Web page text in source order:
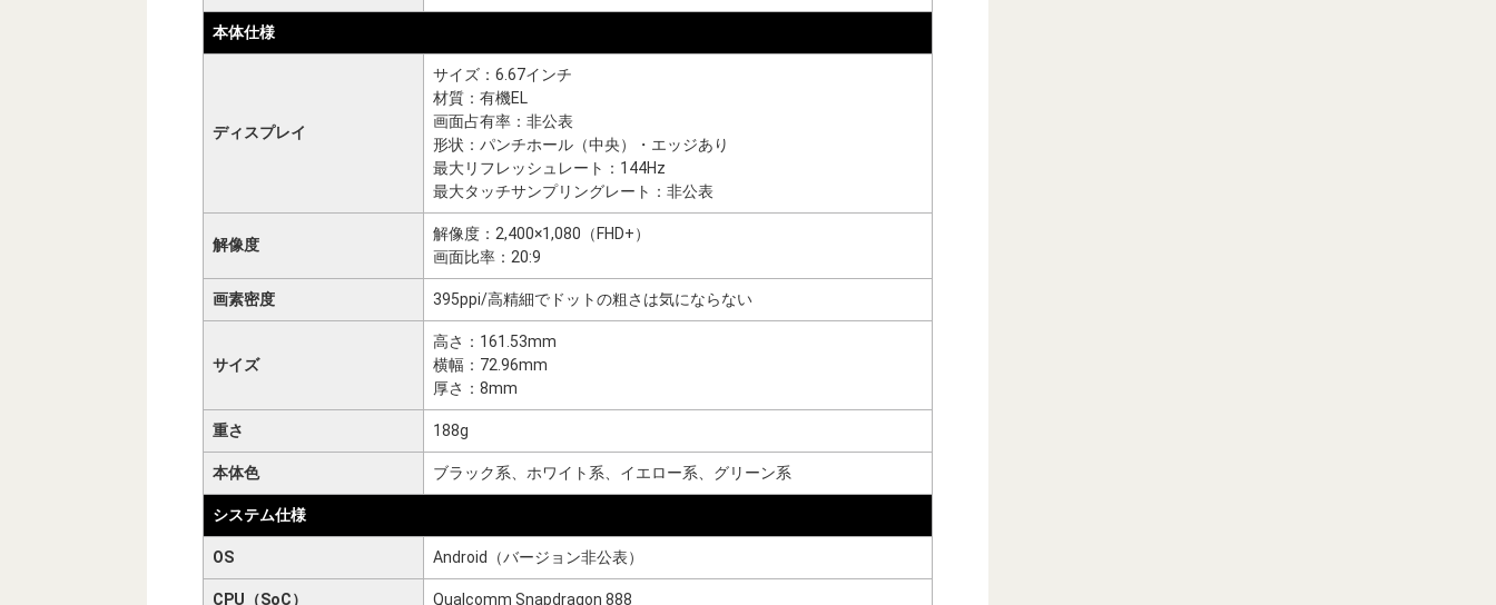
本体仕様
ディスプレイ
サイズ：6.67インチ
材質：有機EL
画面占有率：非公表
形状：パンチホール（中央）・エッジあり
最大リフレッシュレート：144Hz
最大タッチサンプリングレート：非公表
解像度
解像度：2,400×1,080（FHD+）
画面比率：20:9
画素密度 395ppi/高精細でドットの粗さは気にならない
サイズ
高さ：161.53mm
横幅：72.96mm
厚さ：8mm
重さ 188g
本体色 ブラック系、ホワイト系、イエロー系、グリーン系
システム仕様
OS Android（バージョン非公表）
CPU（SoC） Qualcomm Snapdragon 888